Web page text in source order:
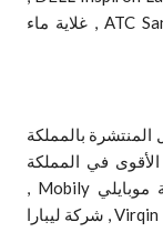
اي تي سي سخان سندوتش ATC Sandwich Maker , غلاية ماء
المنتشرة بالمملكة
في المملكة
منها شركة الاتصالات السعودية STC , شركة موبايلي Mobily ,
شركة زين Zain , شركة جو GO , شركة فيركين Virqin , شركة ليبارا